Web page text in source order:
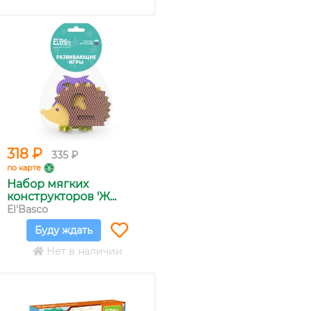
318 ₽ 335 ₽
по карте
Набор мягких
конструкторов 'Ж...
El'Basco
Буду ждать
Нет в наличии